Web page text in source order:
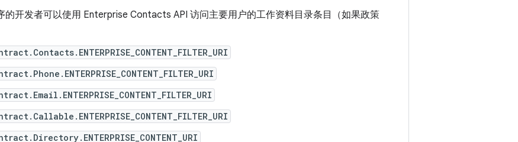
的开发者可以使用 Enterprise Contacts API 访问主要用户的工作资料目录条目（如果政策